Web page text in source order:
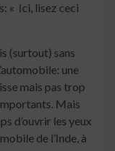
« Ici, lisez ceci
(surtout) sans
une
mais pas trop
Mais
d’ouvrir les yeux
de l’Inde, à